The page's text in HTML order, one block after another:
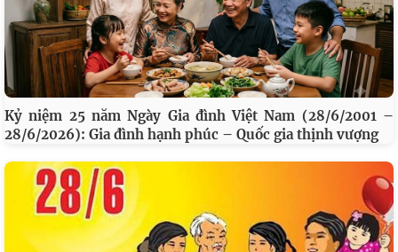
Kỷ niệm 25 năm Ngày Gia đình Việt Nam (28/6/2001 –
28/6/2026): Gia đình hạnh phúc – Quốc gia thịnh vượng